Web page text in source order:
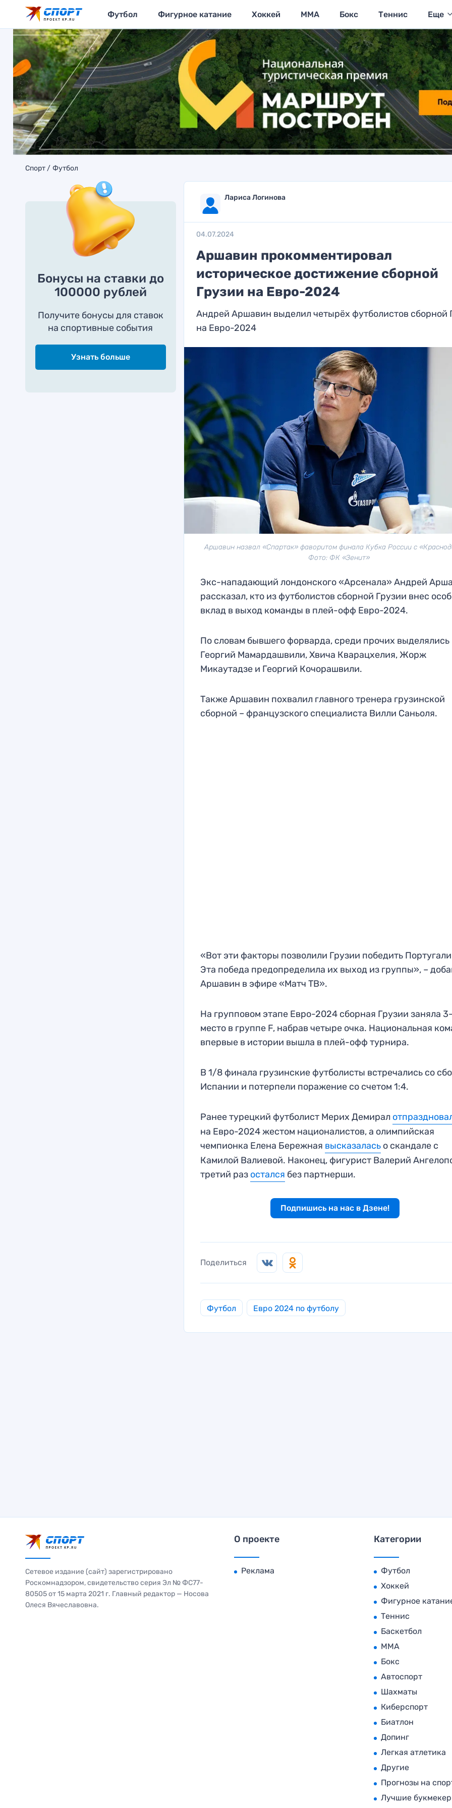
Футбол Фигурное катание Хоккей MMA Бокс Теннис Еще
Спорт Футбол
Бонусы на ставки до
100000 рублей
Получите бонусы для ставок
на спортивные события
Узнать больше
Лариса Логинова
04.07.2024
Аршавин прокомментировал
историческое достижение сборной
Грузии на Евро-2024
Андрей Аршавин выделил четырёх футболистов сборной
на Евро-2024
Аршавин назвал «Спартак» фаворитом финала Кубка России с
Фото: ФК «Зенит»
Экс-нападающий лондонского «Арсенала» Андрей
рассказал, кто из футболистов сборной Грузии внес
вклад в выход команды в плей-офф Евро-2024.
По словам бывшего форварда, среди прочих выделялись
Георгий Мамардашвили, Хвича Кварацхелия, Жорж
Микаутадзе и Георгий Кочорашвили.
Также Аршавин похвалил главного тренера грузинской
сборной – французского специалиста Вилли Саньоля.
«Вот эти факторы позволили Грузии победить
Эта победа предопределила их выход из группы», –
Аршавин в эфире «Матч ТВ».
На групповом этапе Евро-2024 сборная Грузии заняла
место в группе F, набрав четыре очка. Национальная
впервые в истории вышла в плей-офф турнира.
В 1/8 финала грузинские футболисты встречались со
Испании и потерпели поражение со счетом 1:4.
Ранее турецкий футболист Мерих Демирал
на Евро-2024 жестом националистов, а олимпийская
чемпионка Елена Бережная высказалась о скандале с
Камилой Валиевой. Наконец, фигурист Валерий
третий раз остался без партнерши.
Подпишись на нас в Дзене!
Поделиться
Футбол Евро 2024 по футболу
Сетевое издание (сайт) зарегистрировано
Роскомнадзором, свидетельство серия Эл № ФС77-
80505 от 15 марта 2021 г. Главный редактор — Носова
Олеся Вячеславовна.
О проекте
Реклама
Категории
Футбол
Хоккей
Фигурное
Теннис
Баскетбол
MMA
Бокс
Автоспорт
Шахматы
Киберспорт
Биатлон
Допинг
Легкая атлетика
Другие
Прогнозы на
Лучшие